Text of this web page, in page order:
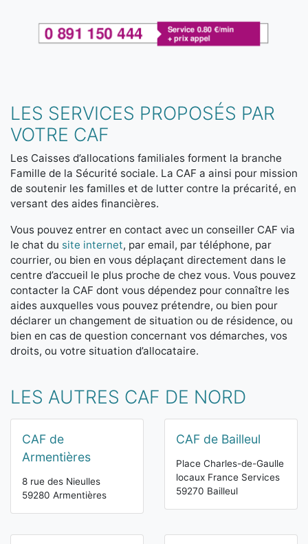
LES SERVICES PROPOSÉS PAR
VOTRE CAF
Les Caisses d’allocations familiales forment la branche
Famille de la Sécurité sociale. La CAF a ainsi pour mission
de soutenir les familles et de lutter contre la précarité, en
versant des aides financières.
Vous pouvez entrer en contact avec un conseiller CAF via
le chat du site internet, par email, par téléphone, par
courrier, ou bien en vous déplaçant directement dans le
centre d’accueil le plus proche de chez vous. Vous pouvez
contacter la CAF dont vous dépendez pour connaître les
aides auxquelles vous pouvez prétendre, ou bien pour
déclarer un changement de situation ou de résidence, ou
bien en cas de question concernant vos démarches, vos
droits, ou votre situation d’allocataire.
LES AUTRES CAF DE NORD
CAF de
Armentières
8 rue des Nieulles
59280 Armentières
CAF de Bailleul
Place Charles-de-Gaulle
locaux France Services
59270 Bailleul